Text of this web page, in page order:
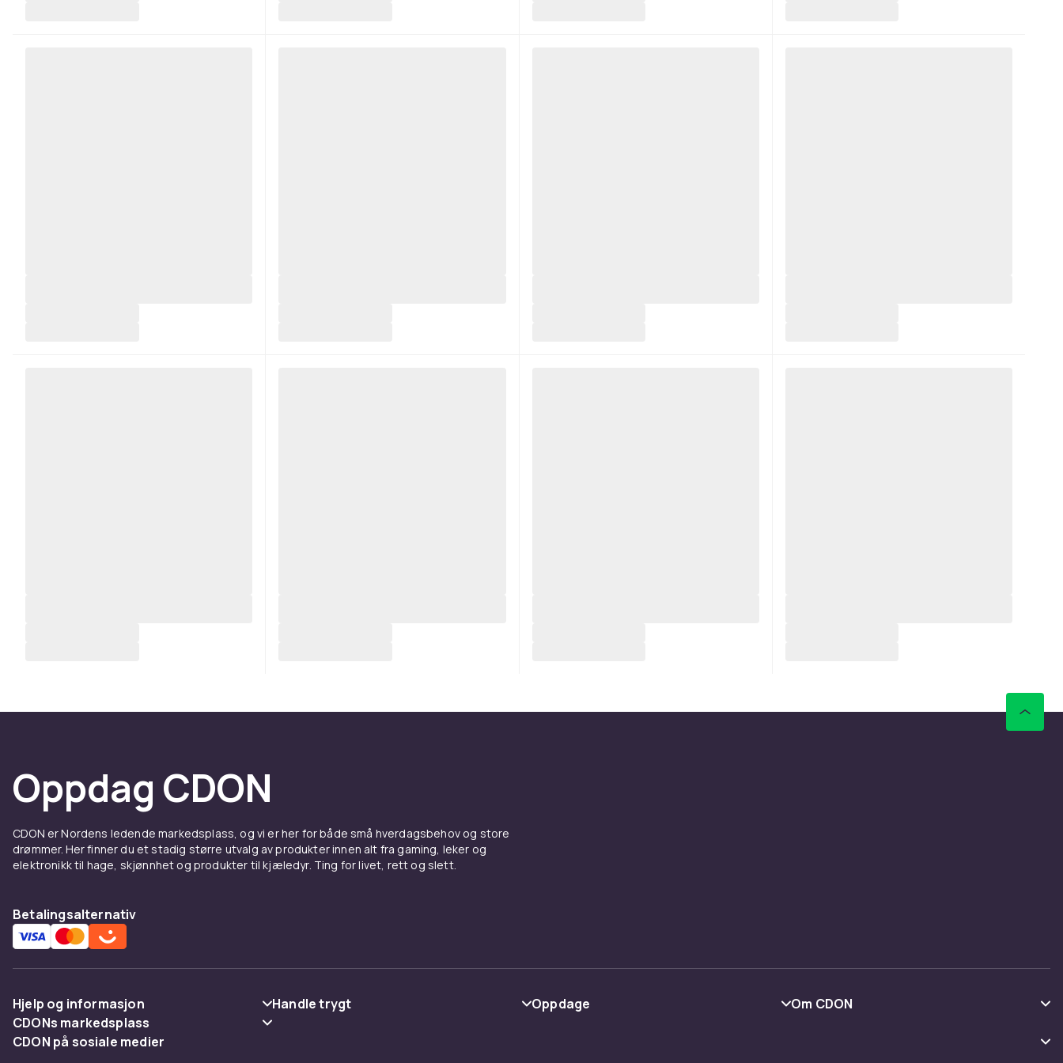
Oppdag CDON
CDON er Nordens ledende markedsplass, og vi er her for både små hverdagsbehov og store
drømmer. Her finner du et stadig større utvalg av produkter innen alt fra gaming, leker og
elektronikk til hage, skjønnhet og produkter til kjæledyr. Ting for livet, rett og slett.
Betalingsalternativ
Hjelp og informasjon
Vanlige spørsmål
Handle trygt
Oppdage
Om CDON
CDONs markedsplass
Merchant Help Center
CDON på sosiale medier